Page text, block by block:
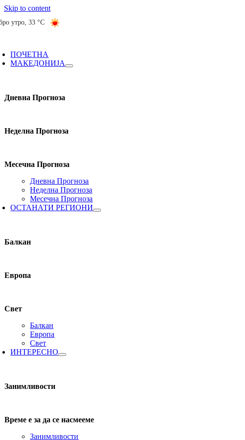
Skip to content
утро,33 °C
ПОЧЕТНА
МАКЕДОНИЈА
Дневна Прогноза
Неделна Прогноза
Месечна Прогноза
Дневна Прогноза
Неделна Прогноза
Месечна Прогноза
ОСТАНАТИ РЕГИОНИ
Балкан
Европа
Свет
Балкан
Европа
Свет
ИНТЕРЕСНО
Занимливости
Време е за да се насмееме
Занимливости